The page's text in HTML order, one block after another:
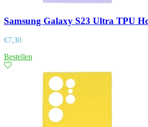
Samsung Galaxy S23 Ultra TPU
€7,30
Bestellen